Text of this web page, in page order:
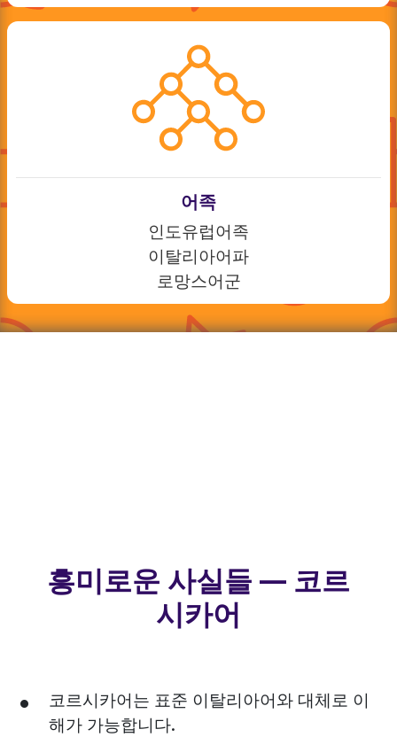
어족
인도유럽어족
이탈리아어파
로망스어군
흥미로운 사실들 — 코르
시카어
코르시카어는 표준 이탈리아어와 대체로 이
해가 가능합니다.